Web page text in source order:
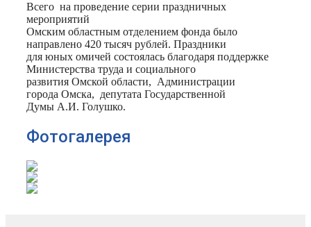
Всего на проведение серии праздничных
мероприятий
Омским областным отделением фонда было
направлено 420 тысяч рублей. Праздники
для юных омичей состоялась благодаря поддержке
Министерства труда и социального
развития Омской области, Администрации
города Омска, депутата Государственной
Думы А.И. Голушко.
Фотогалерея